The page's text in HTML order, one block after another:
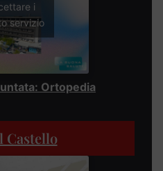
i
servizio
Ortopedia
Castello